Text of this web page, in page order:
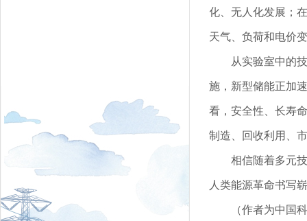
化、无人化发展；
天气、负荷和电价
从实验室中的
施，新型储能正加
看，安全性、长寿
制造、回收利用、
相信随着多元
人类能源革命书写
（作者为中国